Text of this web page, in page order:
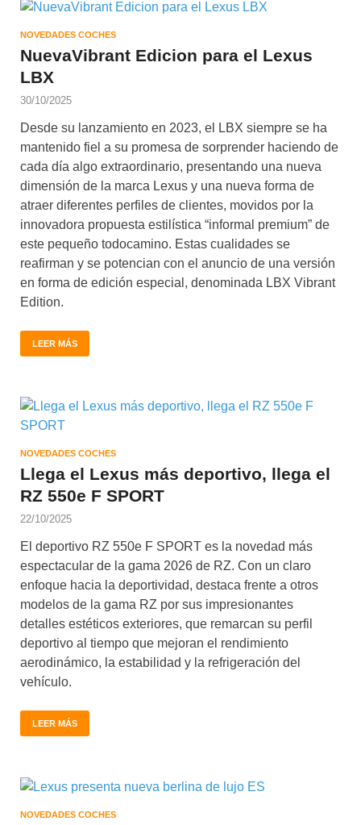
NOVEDADES COCHES
NuevaVibrant Edicion para el Lexus
LBX
30/10/2025
Desde su lanzamiento en 2023, el LBX siempre se ha
mantenido fiel a su promesa de sorprender haciendo de
cada día algo extraordinario, presentando una nueva
dimensión de la marca Lexus y una nueva forma de
atraer diferentes perfiles de clientes, movidos por la
innovadora propuesta estilística “informal premium” de
este pequeño todocamino. Estas cualidades se
reafirman y se potencian con el anuncio de una versión
en forma de edición especial, denominada LBX Vibrant
Edition.
LEER MÁS
NOVEDADES COCHES
Llega el Lexus más deportivo, llega el
RZ 550e F SPORT
22/10/2025
El deportivo RZ 550e F SPORT es la novedad más
espectacular de la gama 2026 de RZ. Con un claro
enfoque hacia la deportividad, destaca frente a otros
modelos de la gama RZ por sus impresionantes
detalles estéticos exteriores, que remarcan su perfil
deportivo al tiempo que mejoran el rendimiento
aerodinámico, la estabilidad y la refrigeración del
vehículo.
LEER MÁS
NOVEDADES COCHES